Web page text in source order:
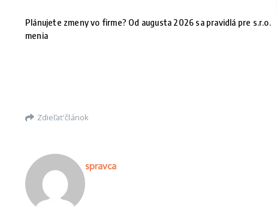
Plánujete zmeny vo firme? Od augusta 2026 sa pravidlá pre s.r.o.
menia
Zdieľať článok
spravca